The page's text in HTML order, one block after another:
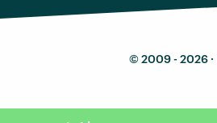
© 2009 - 2026 ·